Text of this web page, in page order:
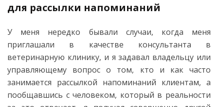
для рассылки напоминаний
У меня нередко бывали случаи, когда меня
приглашали в качестве консультанта в
ветеринарную клинику, и я задавал владельцу или
управляющему вопрос о том, кто и как часто
занимается рассылкой напоминаний клиентам, а
пообщавшись с человеком, который в реальности